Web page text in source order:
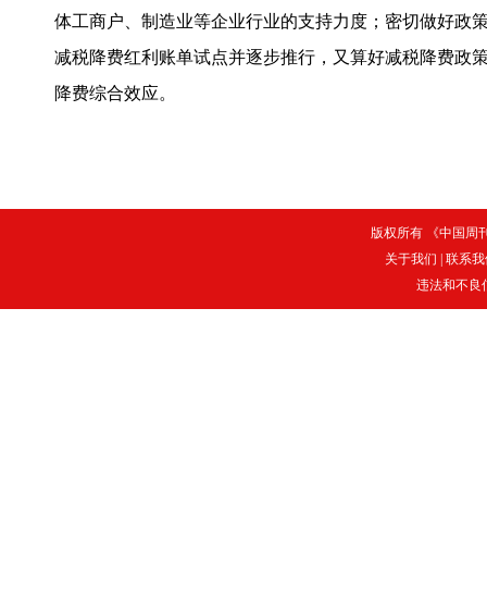
体工商户、制造业等企业行业的支持力度；密切做好政
减税降费红利账单试点并逐步推行，又算好减税降费政
降费综合效应。
版权所有 《中国周
关于我们
联系
违法和不良